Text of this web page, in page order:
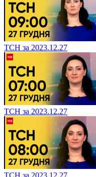
ТСН за 2023.12.27
ТСН за 2023.12.27
ТСН за 2023.12.27